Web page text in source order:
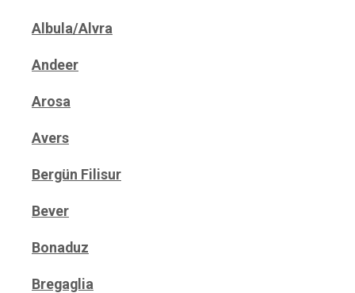
Albula/Alvra
Andeer
Arosa
Avers
Bergün Filisur
Bever
Bonaduz
Bregaglia